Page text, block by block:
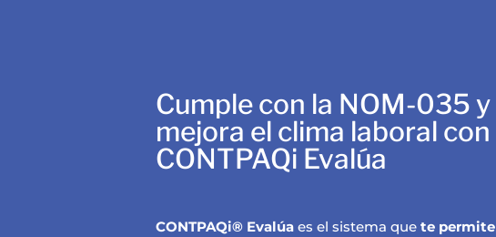
Cumple con la NOM-035 y
mejora el clima laboral con
CONTPAQi Evalúa
CONTPAQi® Evalúaes el sistema que te permite